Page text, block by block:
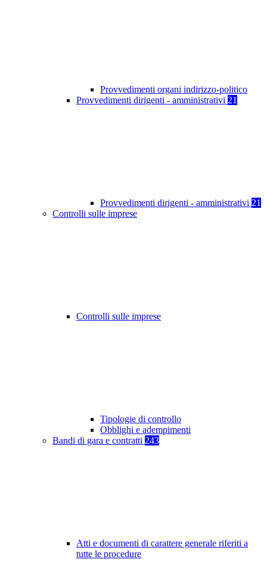
Provvedimenti organi indirizzo-politico
Provvedimenti dirigenti - amministrativi 21
Provvedimenti dirigenti - amministrativi 21
Controlli sulle imprese
Controlli sulle imprese
Tipologie di controllo
Obblighi e adempimenti
Bandi di gara e contratti 243
Atti e documenti di carattere generale riferiti a
tutte le procedure